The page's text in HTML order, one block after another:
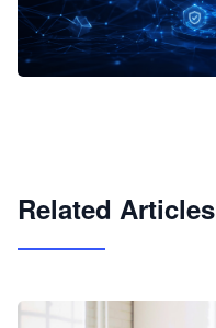
Related Articles